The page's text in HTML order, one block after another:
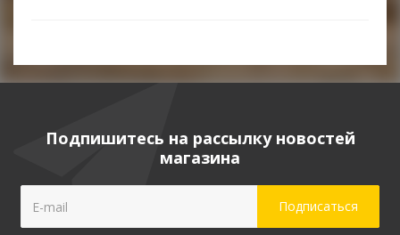
Подпишитесь на рассылку новостей
магазина